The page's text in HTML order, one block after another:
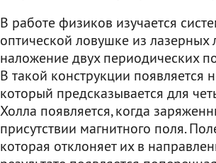
В работе физиков изучается
оптической ловушке из
наложение двух периодических
В такой конструкции появляется
который предсказывается для
Холла появляется, когда
присутствии магнитного поля.
которая отклоняет их в